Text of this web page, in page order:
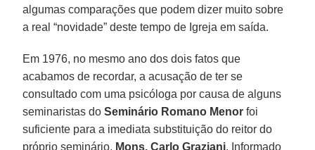
algumas comparações que podem dizer muito sobre
a real “novidade” deste tempo de Igreja em saída.
Em 1976, no mesmo ano dos dois fatos que
acabamos de recordar, a acusação de ter se
consultado com uma psicóloga por causa de alguns
seminaristas doSeminário Romano Menor foi
suficiente para a imediata substituição do reitor do
próprio seminário, Mons. Carlo Graziani. Informado